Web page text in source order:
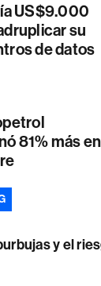
US$9.000
su
de datos
81% más en
y el